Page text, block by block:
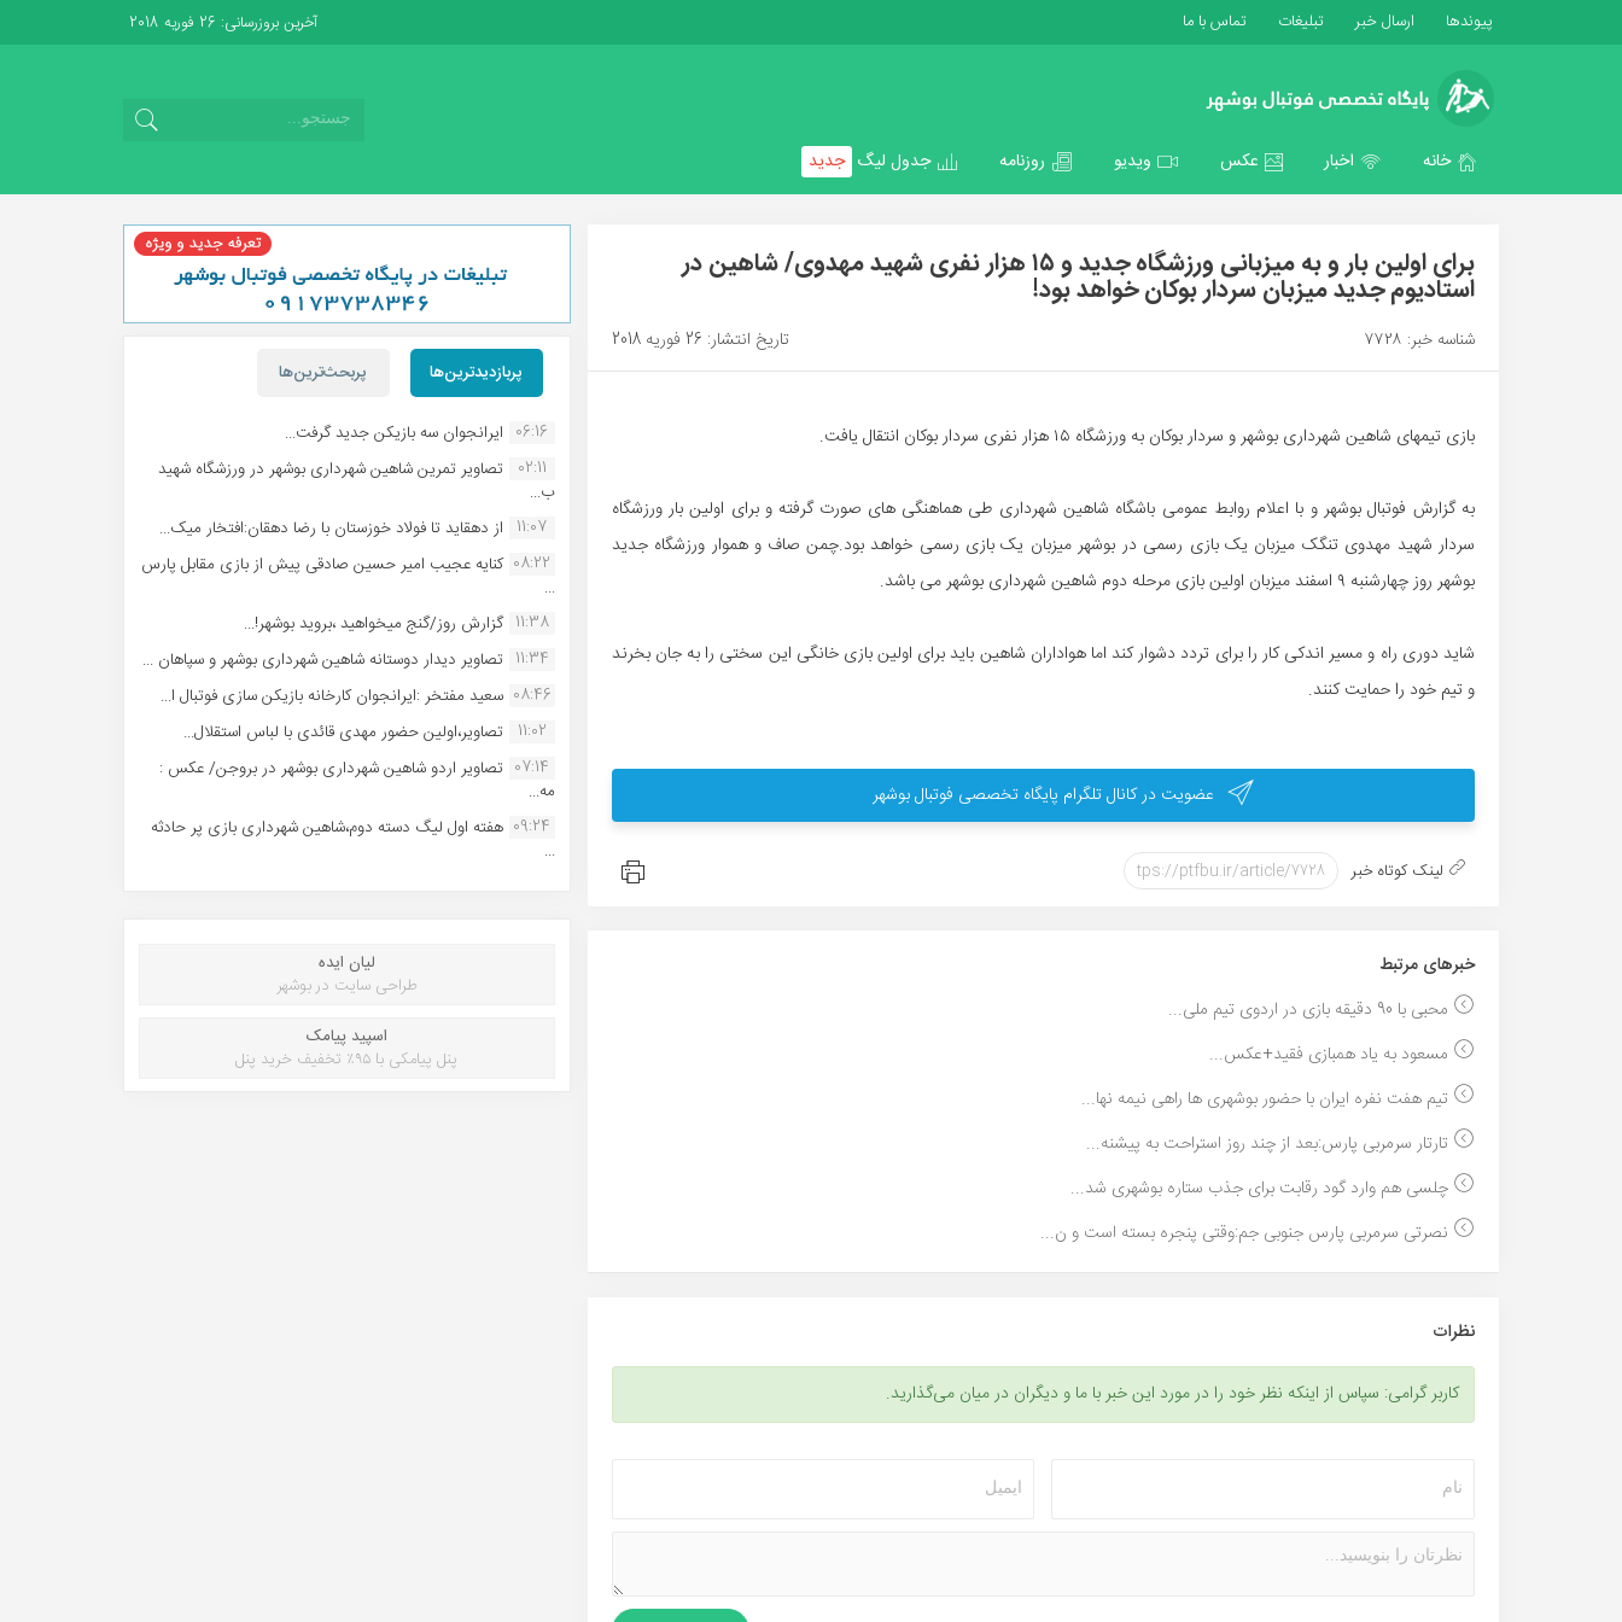
پیوندها ارسال خبر تبلیغات تماس با ما آخرین بروزرسانی: 26 فوریه 2018
خانه اخبار عکس ویدیو روزنامه جدول لیگ جدید
برای اولین بار و به میزبانی ورزشگاه جدید و ۱۵ هزار نفری شهید مهدوی/ شاهین در
استادیوم جدید میزبان سردار بوکان خواهد بود!
شناسه خبر: 7728 تاریخ انتشار: 26 فوریه 2018
بازی تیمهای شاهین شهرداری بوشهر و سردار بوکان به ورزشگاه ۱۵ هزار نفری سردار بوکان انتقال یافت.
به گزارش فوتبال بوشهر و با اعلام روابط عمومی باشگاه شاهین شهرداری طی هماهنگی های صورت گرفته و برای اولین بار ورزشگاه
سردار شهید مهدوی تنگک میزبان یک بازی رسمی در بوشهر میزبان یک بازی رسمی خواهد بود.چمن صاف و هموار ورزشگاه جدید
بوشهر روز چهارشنبه ۹ اسفند میزبان اولین بازی مرحله دوم شاهین شهرداری بوشهر می باشد.
شاید دوری راه و مسیر اندکی کار را برای تردد دشوار کند اما هواداران شاهین باید برای اولین بازی خانگی این سختی را به جان بخرند
و تیم خود را حمایت کنند.
عضویت در کانال تلگرام پایگاه تخصصی فوتبال بوشهر
لینک کوتاه خبر
خبر‌های مرتبط
محبی با 90 دقیقه بازی در اردوی تیم ملی...
مسعود به یاد همبازی فقید+عکس...
تیم هفت نفره ایران با حضور بوشهری ها راهی نیمه نها...
تارتار سرمربی پارس:بعد از چند روز استراحت به پیشنه...
چلسی هم وارد گود رقابت برای جذب ستاره بوشهری شد...
نصرتی سرمربی پارس جنوبی جم:وقتی پنجره بسته است و ن...
نظرات
کاربر گرامی: سپاس از اینکه نظر خود را در مورد این خبر با ما و دیگران در میان می‌گذارید.
پربازدیدترین‌ها پربحث‌ترین‌ها
06:16 ایرانجوان سه بازیکن جدید گرفت...
02:11
تصاویر تمرین شاهین شهردارى بوشهر در ورزشگاه شهید
ب...
11:07 از دهقاید تا فولاد خوزستان با رضا دهقان:افتخار میک...
08:22 کنایه عجیب امیر حسین صادقی پیش از بازی مقابل پارس
...
11:38 گزارش روز/گنج میخواهید ،بروید بوشهر!...
11:34 تصاویر دیدار دوستانه شاهین شهردارى بوشهر و سپاهان ...
08:46 سعید مفتخر :ایرانجوان کارخانه بازیکن سازی فوتبال ا...
11:02
تصاویر،اولین حضور مهدی قائدی با لباس استقلال...
07:14 تصاویر اردو شاهین شهرداری بوشهر در بروجن/ عکس :
مه...
09:24 هفته اول لیگ دسته دوم،شاهین شهرداری بازی پر حادثه
...
لیان ایده
طراحی سایت در بوشهر
اسپید پیامک
پنل پیامکی با ۹۵٪ تخفیف خرید پنل